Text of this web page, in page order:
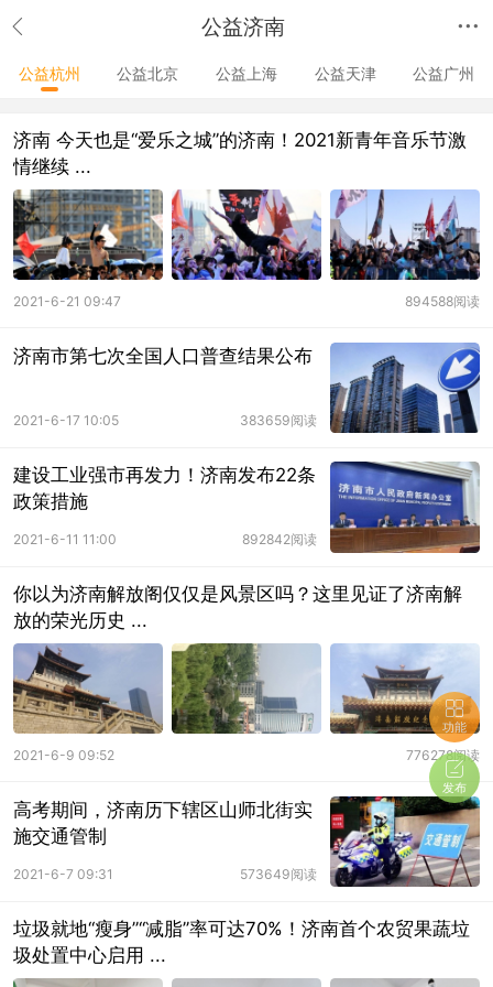
公益济南
公益杭州 公益北京 公益上海 公益天津 公益广州
济南 今天也是“爱乐之城”的济南！2021新青年音乐节激
情继续 ...
894588阅读
2021-6-21 09:47
济南市第七次全国人口普查结果公布
383659阅读
2021-6-17 10:05
建设工业强市再发力！济南发布22条
政策措施
892842阅读
2021-6-11 11:00
你以为济南解放阁仅仅是风景区吗？这里见证了济南解
放的荣光历史 ...
776278阅读
2021-6-9 09:52
高考期间，济南历下辖区山师北街实
施交通管制
573649阅读
2021-6-7 09:31
垃圾就地“瘦身”“减脂”率可达70%！济南首个农贸果蔬垃
圾处置中心启用 ...
功能
发布